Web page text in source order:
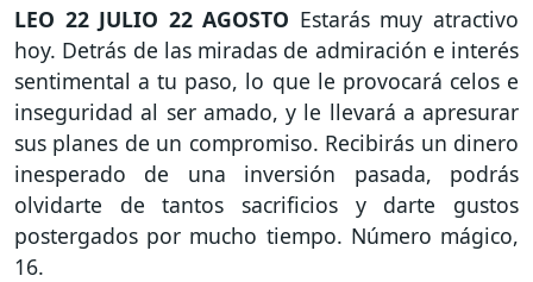
LEO 22 JULIO 22 AGOSTO Estarás muy atractivo
hoy. Detrás de las miradas de admiración e interés
sentimental a tu paso, lo que le provocará celos e
inseguridad al ser amado, y le llevará a apresurar
sus planes de un compromiso. Recibirás un dinero
inesperado de una inversión pasada, podrás
olvidarte de tantos sacrificios y darte gustos
postergados por mucho tiempo. Número mágico,
16.